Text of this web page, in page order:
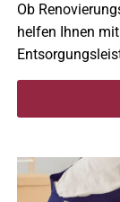
Ob
helfen Ihnen